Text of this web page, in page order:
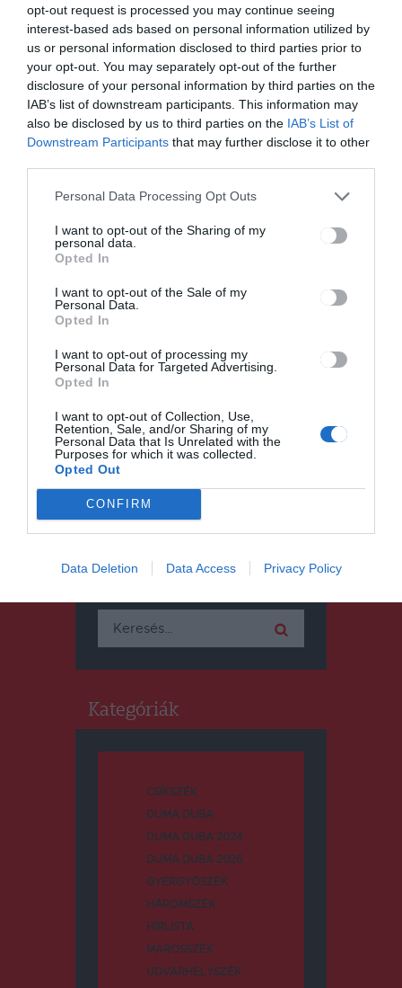
opt-out request is processed you may continue seeing
interest-based ads based on personal information utilized by
us or personal information disclosed to third parties prior to
your opt-out. You may separately opt-out of the further
disclosure of your personal information by third parties on the
IAB’s list of downstream participants. This information may
also be disclosed by us to third parties on the IAB’s List of
Downstream Participants that may further disclose it to other
Personal Data Processing Opt Outs
I want to opt-out of the Sharing of my
personal data.
Opted In
I want to opt-out of the Sale of my
Personal Data.
Opted In
I want to opt-out of processing my
Personal Data for Targeted Advertising.
Opted In
I want to opt-out of Collection, Use,
Retention, Sale, and/or Sharing of my
Personal Data that Is Unrelated with the
Purposes for which it was collected.
Opted Out
CONFIRM
Data Deletion Data Access Privacy Policy
tartalékosok
mozgósításá
ról szóló
riogatásokat
Ez is érdekelheti
HÁROMSZÉK
HÍRLISTA
Május 25-ig lehet felajánlani a
személyi jövedelemadó 3,5
százalékát
Keresés
Keresés:
Kategóriák
CSÍKSZÉK
DUMA DUBA
DUMA DUBA 2024
DUMA DUBA 2026
GYERGYÓSZÉK
HÁROMSZÉK
HÍRLISTA
MAROSSZÉK
UDVARHELYSZÉK